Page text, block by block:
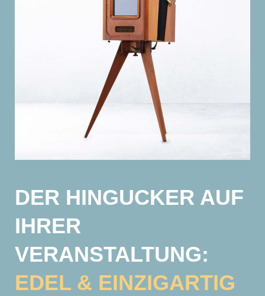
DER HINGUCKER AUF
IHRER
VERANSTALTUNG:
EDEL & EINZIGARTIG